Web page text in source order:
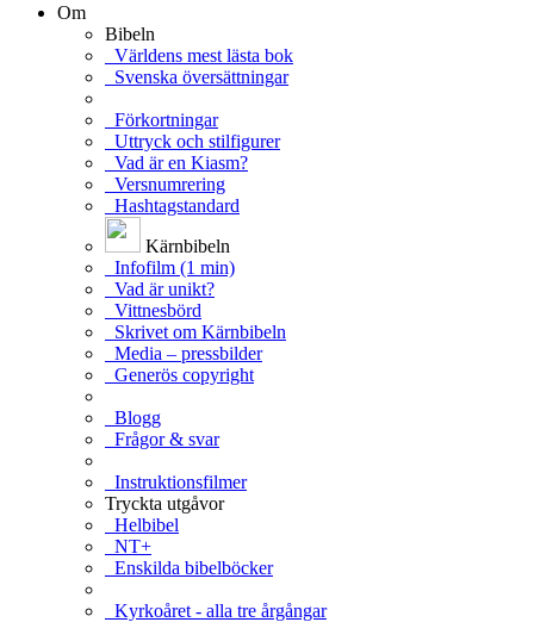
Om
Bibeln
Världens mest lästa bok
Svenska översättningar
Förkortningar
Uttryck och stilfigurer
Vad är en Kiasm?
Versnumrering
Hashtagstandard
Kärnbibeln
Infofilm (1 min)
Vad är unikt?
Vittnesbörd
Skrivet om Kärnbibeln
Media – pressbilder
Generös copyright
Blogg
Frågor & svar
Instruktionsfilmer
Tryckta utgåvor
Helbibel
NT+
Enskilda bibelböcker
Kyrkoåret - alla tre årgångar